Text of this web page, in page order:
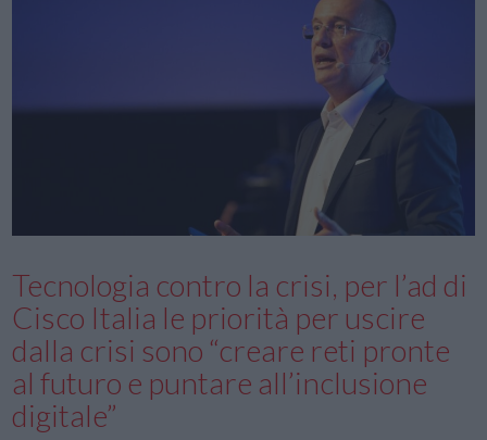
Tecnologia contro la crisi, per l’ad di
Cisco Italia le priorità per uscire
dalla crisi sono “creare reti pronte
al futuro e puntare all’inclusione
digitale”